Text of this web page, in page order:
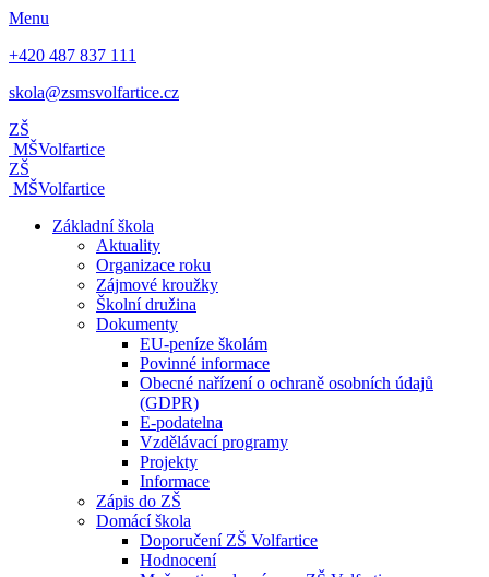
Menu
+420 487 837 111
skola@zsmsvolfartice.cz
ZŠ
MŠVolfartice
ZŠ
MŠVolfartice
Základní škola
Aktuality
Organizace roku
Zájmové kroužky
Školní družina
Dokumenty
EU-peníze školám
Povinné informace
Obecné nařízení o ochraně osobních údajů
(GDPR)
E-podatelna
Vzdělávací programy
Projekty
Informace
Zápis do ZŠ
Domácí škola
Doporučení ZŠ Volfartice
Hodnocení